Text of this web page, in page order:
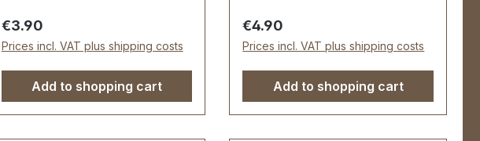
hochwertig galvanisch veredelt,
somit dauerhaft farbecht und
schön. Durchlassweite: 50 mm,
Durchlasshöhe: ca. 20 mm.
Lieferumfang: 1 Stück
Schiebeschnalle
Regular price:
€3.90
Prices incl. VAT plus shipping costs
Add to shopping cart
hochwertig galvanisch veredelt,
somit dauerhaft farbecht und
schön. Durchlassweite: 50 mm,
Durchlasshöhe: ca. 20 mm.
Lieferumfang: 1 Stück
Schiebeschnalle mit
Regular price:
€4.90
Prices incl. VAT plus shipping costs
Add to shopping cart